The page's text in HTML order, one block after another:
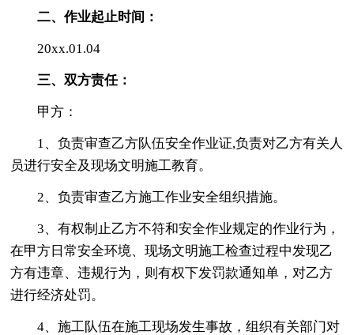
二、作业起止时间：
20xx.01.04
三、双方责任：
甲方：
1、负责审查乙方队伍安全作业证,负责对乙方有关人
员进行安全及现场文明施工教育。
2、负责审查乙方施工作业安全组织措施。
3、有权制止乙方不符和安全作业规定的作业行为，
在甲方日常安全环境、现场文明施工检查过程中发现乙
方有违章、违规行为，则有权下发罚款通知单，对乙方
进行经济处罚。
4、施工队伍在施工现场发生事故，组织有关部门对